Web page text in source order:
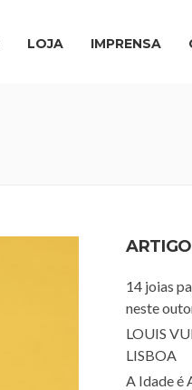
LOJA IMPRENSA
14 joias
neste
LOUIS
LISBOA
A Idade é